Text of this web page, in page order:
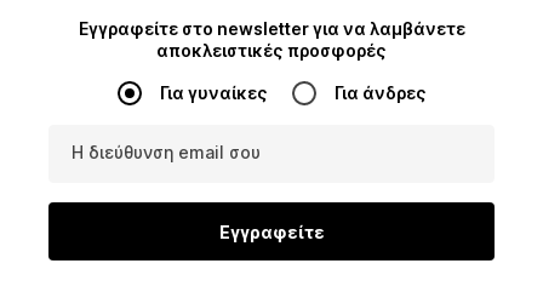
Εγγραφείτε στο newsletter για να λαμβάνετε
αποκλειστικές προσφορές
Για γυναίκες Για άνδρες
Η διεύθυνση email σου
Εγγραφείτε